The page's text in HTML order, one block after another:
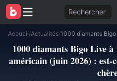
Rechercher
Accueil/Actualités/
1000 diamants Bigo Live
américain (juin 2026) :